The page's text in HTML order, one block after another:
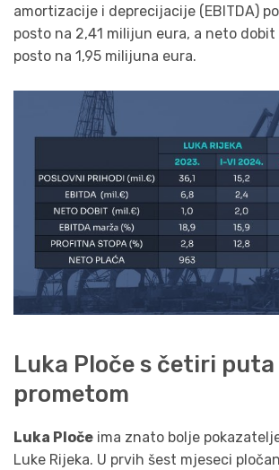
amortizacije i deprecijacije (EBITDA)
posto na 2,41 milijun eura, a neto
posto na 1,95 milijuna eura.
Luka Ploče s četiri puta
prometom
Luka Ploče ima znato bolje
Luke Rijeka. U prvih šest mjeseci